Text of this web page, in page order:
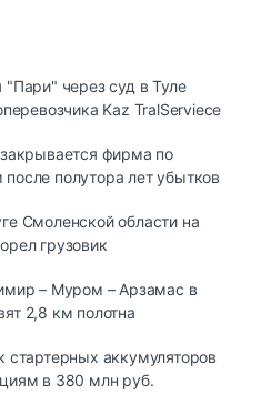
через суд в Туле
Kaz TralServiece
фирма по
полутора лет убытков
Смоленской области на
грузовик
– Муром – Арзамас в
2,8 км полотна
стартерных аккумуляторов
в 380 млн руб.